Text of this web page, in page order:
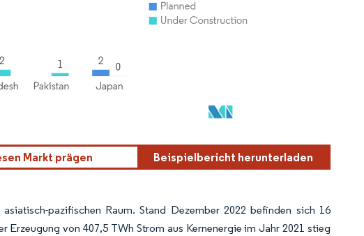
BY 4.0.
Markt prägen Beispielbericht herunterladen
pazifischen Raum. Stand Dezember 2022 befinden sich 16
von 407,5 TWh Strom aus Kernenergie im Jahr 2021 stieg